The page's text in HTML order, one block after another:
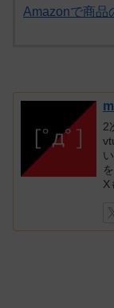
Amazonで商品
2
X